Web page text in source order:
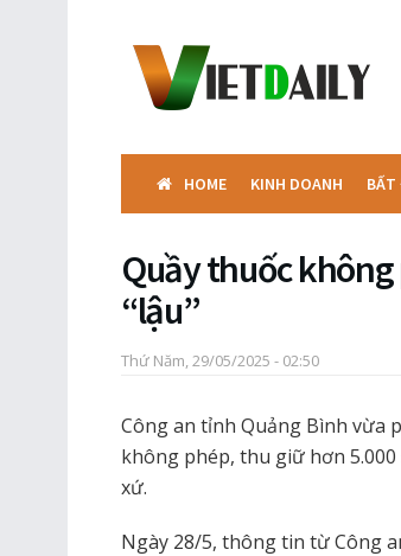
HOME KINH DOANH BẤT
Quầy thuốc
“lậu”
Thứ Năm, 29/05/2025 - 02:50
Công an tỉnh Quảng Bình vừa
không phép, thu giữ hơn
xứ.
Ngày 28/5, thông tin từ Công